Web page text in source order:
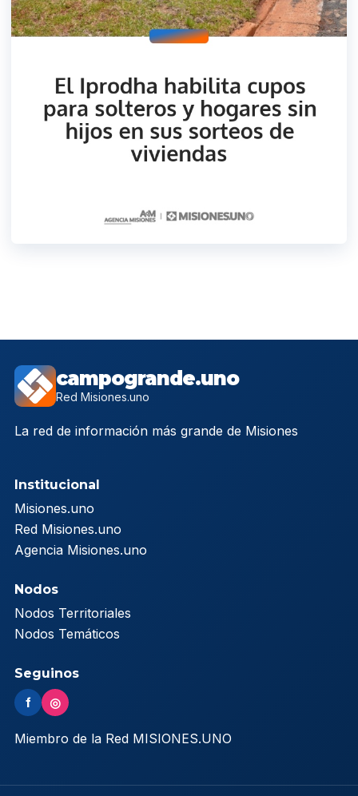
campogrande.uno
Red Misiones.uno
La red de información más grande de Misiones
Institucional
Misiones.uno
Red Misiones.uno
Agencia Misiones.uno
Nodos
Nodos Territoriales
Nodos Temáticos
Seguinos
f ◎
Miembro de la Red MISIONES.UNO